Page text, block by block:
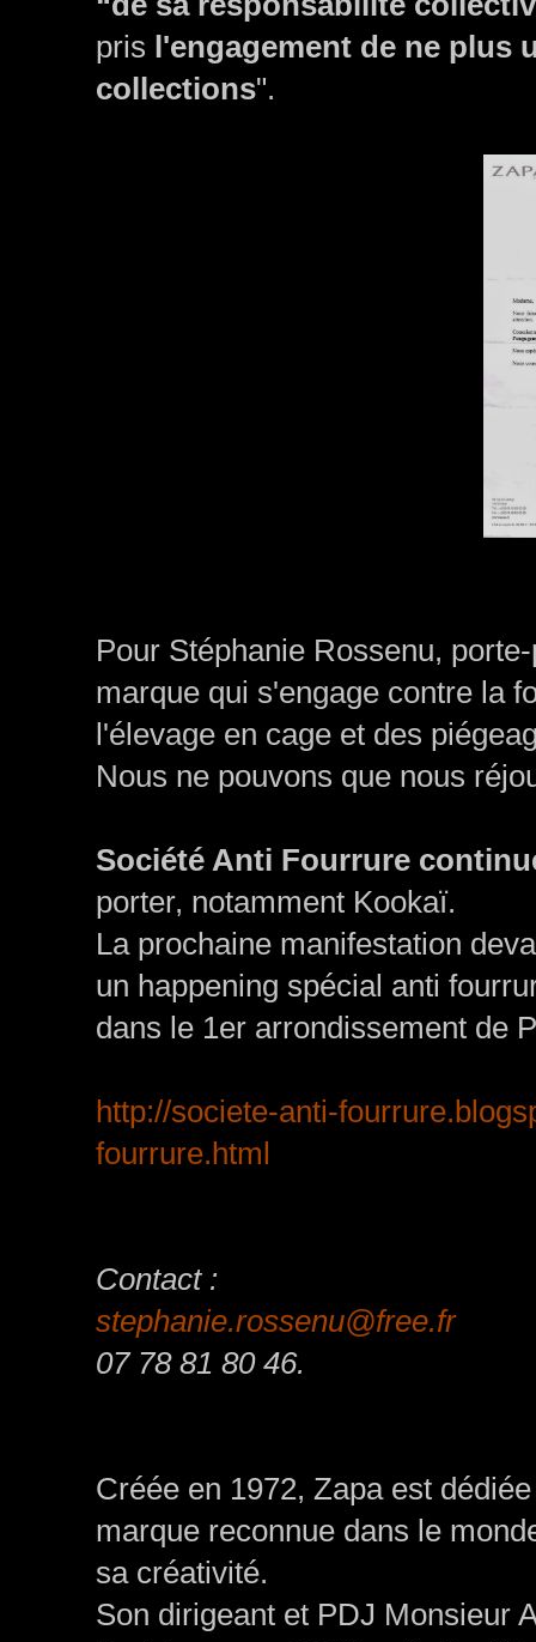
pris l'engagement de ne plus
collections".
Pour Stéphanie Rossenu,
marque qui s'engage contre la
l'élevage en cage et des
Nous ne pouvons que nous
Société Anti Fourrure
porter, notamment Kookaï.
La prochaine manifestation
un happening spécial anti
dans le 1er arrondissement de
http://societe-anti-
fourrure.html
Contact :
stephanie.rossenu@free.fr
07 78 81 80 46.
Créée en 1972, Zapa est
marque reconnue dans le
sa créativité.
Son dirigeant et PDJ Monsieur